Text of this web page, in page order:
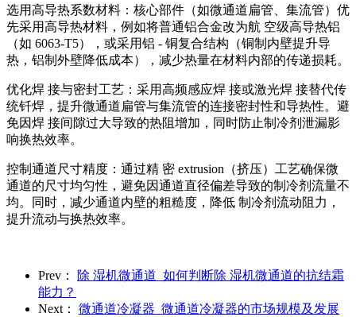
选用高导热系数材料：核心部件（如微通道扁管、集流管）优
先采用高导热材料，例如将普通铝合金改为航 空级高导热铝
（如 6063-T5），或采用铝 - 铜复合结构（铜制内壁提升导
热，铝制外壁降低成本），减少热量在材料内部的传递损耗。
优化焊 接与密封工艺：采用高频感应焊 接或激光焊 接替代传
统钎焊，提升微通道扁管与集流管的连接密封性和导热性。避
免因焊 接间隙过大导致的热阻增加，同时防止制冷剂泄漏影
响换热效率。
控制通道尺寸精度：通过精 密 extrusion（挤压）工艺确保微
通道的尺寸均匀性，避免因通道直径偏差导致的制冷剂流量不
均。同时，减少通道内壁的粗糙度，降低 制冷剂流动阻力，
提升流动与换热效率。
Prev：
除 湿机微通道_如何判断除 湿机微通道的抗结霜
能力？
Next：
微通道冷凝器_微通道冷凝器的市场规模及发展